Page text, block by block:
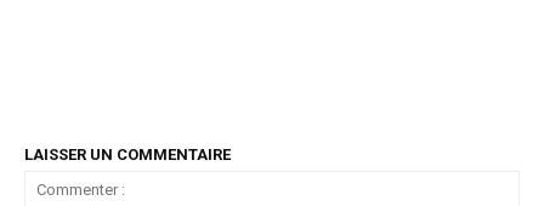
LAISSER UN COMMENTAIRE